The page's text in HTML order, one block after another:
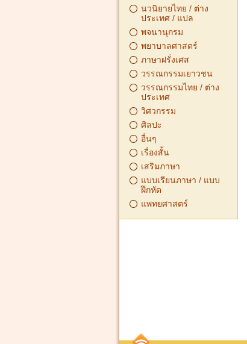
นวนิยายไทย / ต่าง
ประเทศ / แปล
พจนานุกรม
พยาบาลศาสตร์
ภาษาฝรั่งเศส
วรรณกรรมเยาวชน
วรรณกรรมไทย / ต่าง
ประเทศ
วิศวกรรม
ศิลปะ
อื่นๆ
เรื่องสั้น
เสริมภาษา
แบบเรียนภาษา / แบบ
ฝึกหัด
แพทยศาสตร์